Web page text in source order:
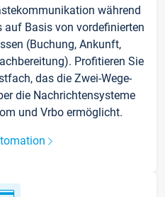
während
auf Basis von vordefinierten
(Buchung, Ankunft,
Profitieren Sie
das die Zwei-Wege-
die Nachrichtensysteme
und Vrbo ermöglicht.